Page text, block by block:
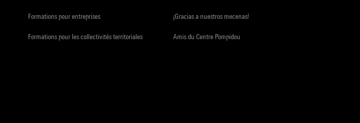
Formations pour entreprises
Formations pour les collectivités territoriales
¡Gracias a nuestros mecenas!
Amis du Centre Pompidou